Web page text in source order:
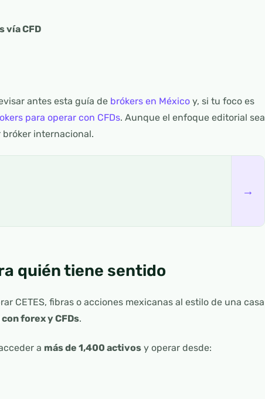
vía CFD
antes esta guía de brókers en México y, si tu foco es
para operar con CFDs. Aunque el enfoque editorial sea
internacional.
→
quién tiene sentido
CETES, fibras o acciones mexicanas al estilo de una casa
forex y CFDs.
a más de 1,400 activos y operar desde: